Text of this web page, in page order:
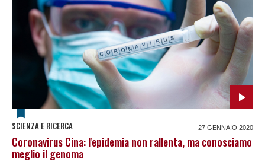
SCIENZA E RICERCA 27 GENNAIO 2020
Coronavirus Cina: l'epidemia non rallenta, ma conosciamo
meglio il genoma